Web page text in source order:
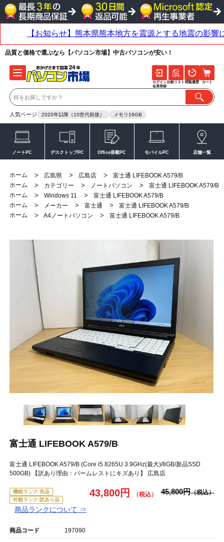
品質と価格で選ぶなら【パソコン市場】中古パソコンが安い！
人気ページ 2020年以降（10世代前後） メモリ16GB
ログイン
会員登録
比較リスト 閲覧履歴 カート
ノートPC デスクトップPC Office搭載PC モバイルPC 店舗一覧
ホーム > 広島県 > 広島店 >
富士通 LIFEBOOK A579/B
ホーム
> カテゴリー > ノートパソコン >
富士通 LIFEBOOK A579/B
ホーム
> Windows 11 >
富士通 LIFEBOOK A579/B
ホーム
> メーカー > 富士通 >
富士通 LIFEBOOK A579/B
ホーム
> A4ノートパソコン > 富士通 LIFEBOOK A579/B
富士通 LIFEBOOK A579/B
富士通 LIFEBOOK A579/B (Core i5 8265U 3.9GHz(最大)/8GB/新品SSD
500GB) 【訳あり理由：パームレストにキズあり】 広島店
機能ランク:良品
外観ランク:訳あり品
商品ランクについて ⇒
43,800円 45,800円
商品コード 197090